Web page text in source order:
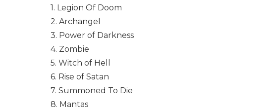
1. Legion Of Doom
2. Archangel
3. Power of Darkness
4. Zombie
5. Witch of Hell
6. Rise of Satan
7. Summoned To Die
8. Mantas